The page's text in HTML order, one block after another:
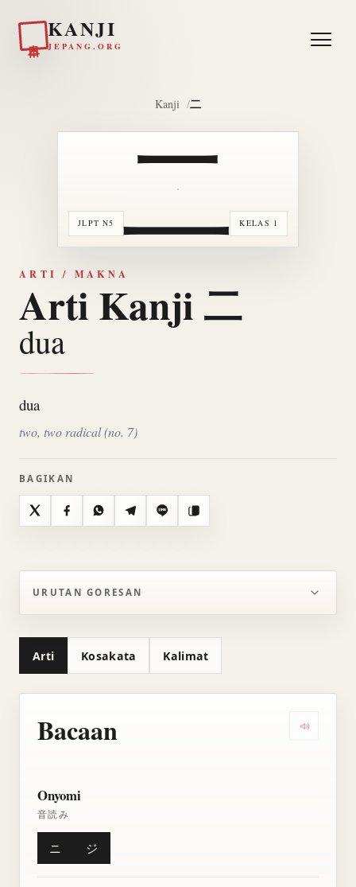
KANJI
JEPANG.ORG
Kanji 二
JLPT N5 KELAS 1
二
ARTI / MAKNA
Arti Kanji 二
dua
dua
two, two radical (no. 7)
BAGIKAN
X FacebookWhatsAppTelegramLine Salin
URUTAN GORESAN
Arti Kosakata Kalimat
Bacaan
Onyomi
音読み
ニ ジ